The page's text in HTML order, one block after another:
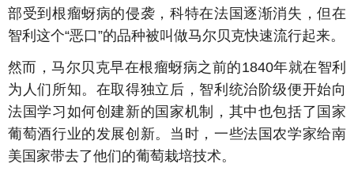
部受到根瘤蚜病的侵袭，科特在法国逐渐消失，但在
智利这个“恶口”的品种被叫做马尔贝克快速流行起来。
然而，马尔贝克早在根瘤蚜病之前的1840年就在智利
为人们所知。在取得独立后，智利统治阶级便开始向
法国学习如何创建新的国家机制，其中也包括了国家
葡萄酒行业的发展创新。当时，一些法国农学家给南
美国家带去了他们的葡萄栽培技术。